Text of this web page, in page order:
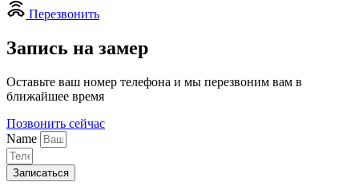
Перезвонить
Запись на замер
Оставьте ваш номер телефона и мы перезвоним вам в
ближайшее время
Позвонить сейчас
Name
Записаться